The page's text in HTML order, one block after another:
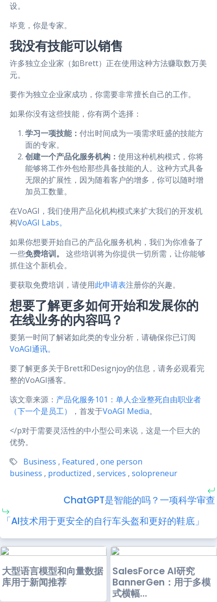
设。
毕竟，你是专家。
我没有技能可以销售
许多独立企业家（如Brett）正在使用这种方法赚取数万美
元。
要作为独立企业家成功，你需要非常擅长自己的工作。
如果你没有这些技能，你有两个选择：
学习一项技能： 付出时间成为一项需求旺盛的技能方
面的专家。
创建一个产品化服务机构： 使用这种机构模式，你将
能够将工作外包给那些具备技能的人。这种方式具备
无限的扩展性，因为随着客户的增多，你可以随时增
加员工数量。
在VoAGI，我们使用产品化机构模式来扩大我们的开发机
构VoAGI Labs。
如果你想要开始自己的产品化服务机构，我们为你准备了
一些免费培训。 这些培训将为你提供一切所需，让你能够
抓住这个新机会。
要获取免费培训，请使用此申请表注册你的兴趣。
想要了解更多如何开始和发展你的
在线业务的内容吗？
要第一时间了解诸如此类的专业分析，请确保你已订阅
VoAGI通讯。
要了解更多关于Brett和Designjoy的信息，请务必观看完
整的VoAGI播客。
该文章来源： 产品化服务101：单人企业整死自由职业者
（下一个是员工）
，首发于VoAGI Media。
</p对于需要灵活性的中小型公司来说，这是一个巨大的
优势。
Business , Featured , one person
business , productized , services , solopreneur
ChatGPT是智能的吗？一项科学审查
「AI技术用于更安全的自行车头盔和更好的鞋底」
大型语言模型和向量数据
库用于新闻推荐
SalesForce AI研究
BannerGen：用于多模
式横幅...